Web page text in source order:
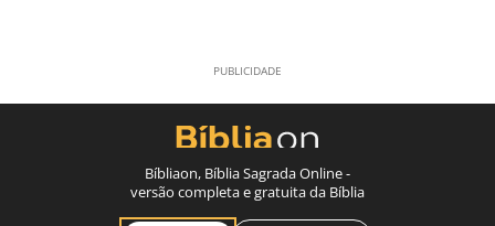
Bíbliaon, Bíblia Sagrada Online -
versão completa e gratuita da Bíblia